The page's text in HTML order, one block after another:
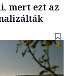
mert ezt az